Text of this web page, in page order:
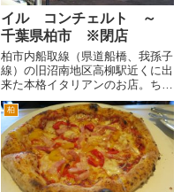
イル コンチェルト ～
千葉県柏市 ※閉店
柏市内船取線（県道船橋、我孫子
線）の旧沼南地区高柳駅近くに出
来た本格イタリアンのお店。ちょ
うど東武線の高柳駅近くのサンキ
高柳店の隣奥付近です。 ちょっ
と気づかずに通り過ぎてしまいそ
うな場所なのですが、小さくコン
パクトながらおしゃれな地中海
風...
柏